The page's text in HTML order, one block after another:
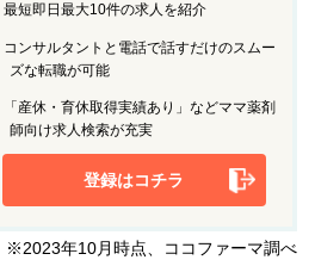
最短即日最大10件の求人を紹介
コンサルタントと電話で話すだけのスムー
ズな転職が可能
「産休・育休取得実績あり」などママ薬剤
師向け求人検索が充実
登録はコチラ
※2023年10月時点、ココファーマ調べ